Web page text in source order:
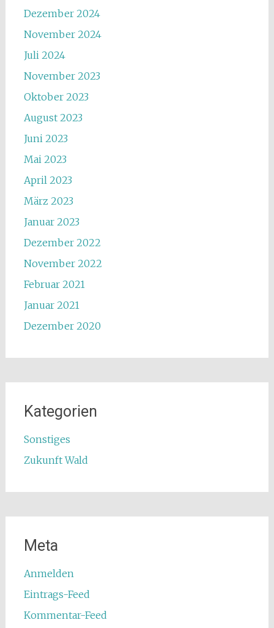
Dezember 2024
November 2024
Juli 2024
November 2023
Oktober 2023
August 2023
Juni 2023
Mai 2023
April 2023
März 2023
Januar 2023
Dezember 2022
November 2022
Februar 2021
Januar 2021
Dezember 2020
Kategorien
Sonstiges
Zukunft Wald
Meta
Anmelden
Eintrags-Feed
Kommentar-Feed